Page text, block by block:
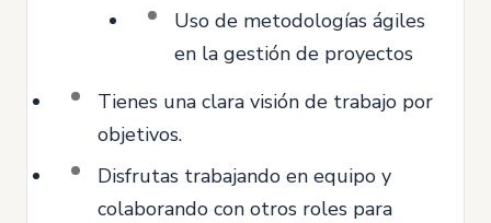
Uso de metodologías ágiles
en la gestión de proyectos
Tienes una clara visión de trabajo por
objetivos.
Disfrutas trabajando en equipo y
colaborando con otros roles para